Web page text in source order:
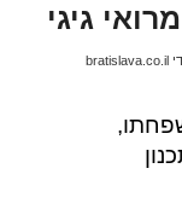
bratislava.co.il
תכנון